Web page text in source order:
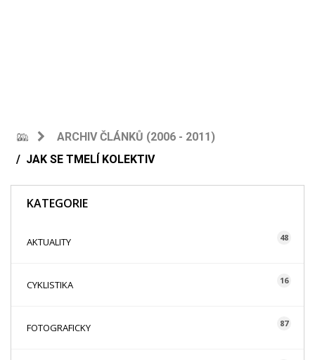
ARCHIV ČLÁNKŮ (2006 - 2011)
JAK SE TMELÍ KOLEKTIV
KATEGORIE
AKTUALITY 48
CYKLISTIKA 16
FOTOGRAFICKY 87